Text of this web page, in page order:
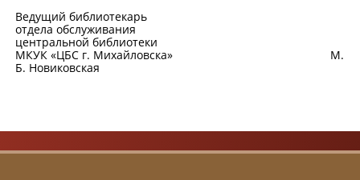
Ведущий библиотекарь
отдела обслуживания
центральной библиотеки
МКУК «ЦБС г. Михайловска» М.
Б. Новиковская